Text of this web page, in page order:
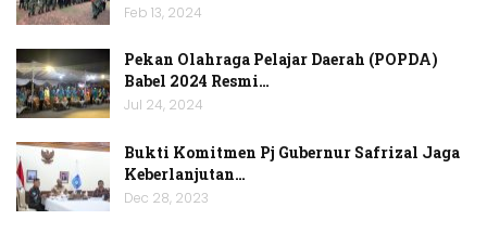
Feb 13, 2024
Pekan Olahraga Pelajar Daerah (POPDA)
Babel 2024 Resmi…
Jul 24, 2024
Bukti Komitmen Pj Gubernur Safrizal Jaga
Keberlanjutan…
Dec 28, 2023